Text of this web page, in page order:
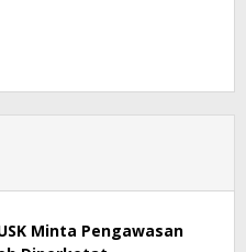
Minta Pengawasan